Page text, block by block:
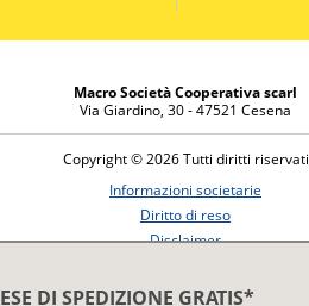
DI SPEDIZIONE GRATIS*
Macro Società Cooperativa scarl
Via Giardino, 30 - 47521 Cesena
Copyright © 2026 Tutti diritti riservati
Informazioni societarie
Diritto di reso
Disclaimer